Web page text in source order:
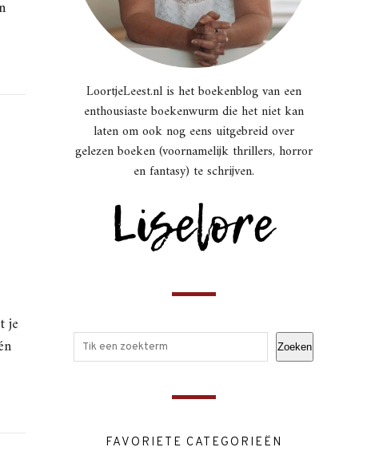
je
LoortjeLeest.nl is het boekenblog van een
enthousiaste boekenwurm die het niet kan
laten om ook nog eens uitgebreid over
gelezen boeken (voornamelijk thrillers, horror
en fantasy) te schrijven.
Zoeken
FAVORIETE CATEGORIEËN